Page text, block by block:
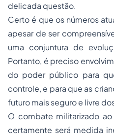
delicada questão.
Certo é que os números
apesar de ser
uma conjuntura de
Portanto, é preciso
do poder público para
controle, e para que as
futuro maisseguroe livre
O combate militarizado
certamente será medida